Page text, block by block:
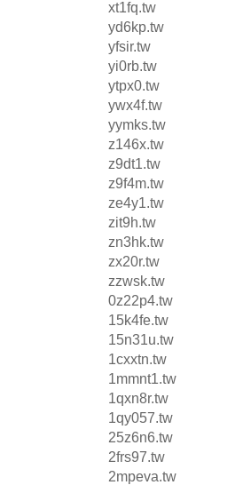
xt1fq.tw
yd6kp.tw
yfsir.tw
yi0rb.tw
ytpx0.tw
ywx4f.tw
yymks.tw
z146x.tw
z9dt1.tw
z9f4m.tw
ze4y1.tw
zit9h.tw
zn3hk.tw
zx20r.tw
zzwsk.tw
0z22p4.tw
15k4fe.tw
15n31u.tw
1cxxtn.tw
1mmnt1.tw
1qxn8r.tw
1qy057.tw
25z6n6.tw
2frs97.tw
2mpeva.tw